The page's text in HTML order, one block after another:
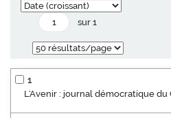
sur 1
1
L'Avenir : journal démocratique du